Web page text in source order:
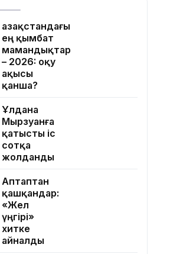
Қазақстандағы
ең қымбат
мамандықтар
– 2026: оқу
ақысы
қанша?
Ұлдана
Мырзуанға
қатысты іс
сотқа
жолданды
Аптаптан
қашқандар:
«Жел
үңгірі»
хитке
айналды